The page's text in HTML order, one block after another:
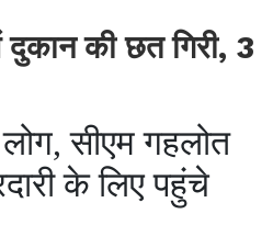
दुकान की छत गिरी, 3
सीएम गहलोत
के लिए पहुंचे